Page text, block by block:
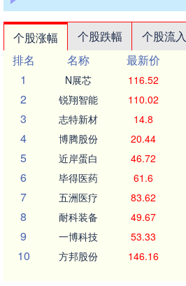
个股涨幅 个股跌幅 个股流入
排名
名称 最新价
1
N展芯 116.52
2 锐翔智能 110.02
3 志特新材 14.8
4 博腾股份 20.44
5 近岸蛋白 46.72
6 毕得医药 61.6
7 五洲医疗 83.62
8 耐科装备 49.67
9 一博科技 53.33
10 方邦股份 146.16